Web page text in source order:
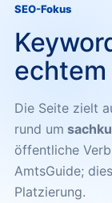
SEO-Fokus
Die Seite zielt
rund um
öffentliche
AmtsGuide;
Platzierung.